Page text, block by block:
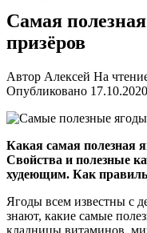
Самая
призёров
Автор Алексей На
Опубликовано 17.10.2020
Какая самая полезная
Свойства и полезные
худеющим. Как
Ягоды всем известны с
знают, какие самые
кладницы витаминов,